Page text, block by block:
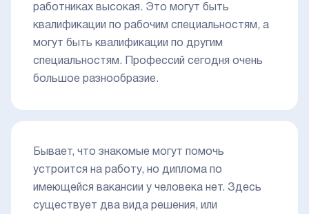
работниках высокая. Это могут быть
квалификации по рабочим специальностям, а
могут быть квалификации по другим
специальностям. Профессий сегодня очень
большое разнообразие.
Бывает, что знакомые могут помочь
устроится на работу, но диплома по
имеющейся вакансии у человека нет. Здесь
существует два вида решения, или